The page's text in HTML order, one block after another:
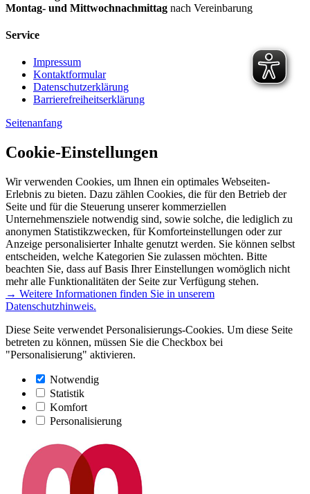
Montag- und Mittwochnachmittag nach Vereinbarung
Service
Impressum
Kontaktformular
Datenschutzerklärung
Barrierefreiheitserklärung
Seitenanfang
Cookie-Einstellungen
Wir verwenden Cookies, um Ihnen ein optimales Webseiten-
Erlebnis zu bieten. Dazu zählen Cookies, die für den Betrieb der
Seite und für die Steuerung unserer kommerziellen
Unternehmensziele notwendig sind, sowie solche, die lediglich zu
anonymen Statistikzwecken, für Komforteinstellungen oder zur
Anzeige personalisierter Inhalte genutzt werden. Sie können selbst
entscheiden, welche Kategorien Sie zulassen möchten. Bitte
beachten Sie, dass auf Basis Ihrer Einstellungen womöglich nicht
mehr alle Funktionalitäten der Seite zur Verfügung stehen.
→ Weitere Informationen finden Sie in unserem
Datenschutzhinweis.
Diese Seite verwendet Personalisierungs-Cookies. Um diese Seite
betreten zu können, müssen Sie die Checkbox bei
"Personalisierung" aktivieren.
Notwendig
Statistik
Komfort
Personalisierung